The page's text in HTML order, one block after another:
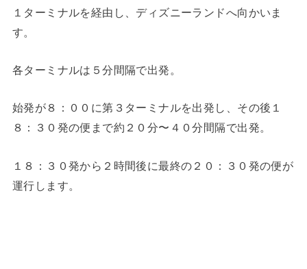
１ターミナルを経由し、ディズニーランドへ向かいま
す。
各ターミナルは５分間隔で出発。
始発が８：００に第３ターミナルを出発し、その後１
８：３０発の便まで約２０分〜４０分間隔で出発。
１８：３０発から２時間後に最終の２０：３０発の便が
運行します。